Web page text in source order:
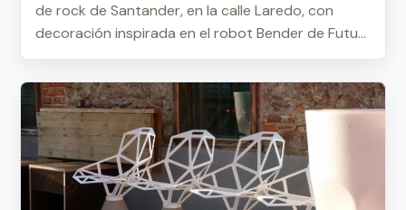
de rock de Santander, en la calle Laredo, con
decoración inspirada en el robot Bender de Futu...